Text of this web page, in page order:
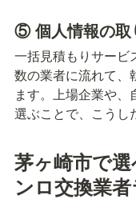
⑤ 個人情報の取
一括見積もりサービ
数の業者に流れて、
ます。上場企業や
選ぶことで、こうし
茅ヶ崎市で
ンロ交換業